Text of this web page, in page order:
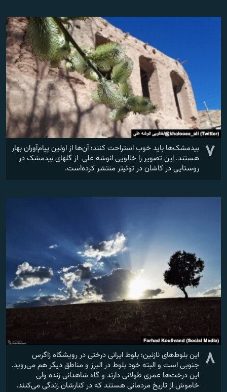
۷ بیدمشک‌ها باید خوب استراحت کنند؛ آن‌ها از اولین پیام‌آوران بهار
هستند. این تصویر را خالویی انوشه علی از گلهای بیدمشک در
روستایی در کاشان در توئیتر منتشر کرده‌است.
۸ این بلوط‌های نازنین؛ بلوط ایرانی درختی در رویشگاه زاگرس
جنوبی است و البته خود بلوط در البرز و مناطق دیگر هم می‌روید.
این درخت‌ها عمری طولانی دارند و گاه شاهدانی زنده ولی
خاموش از تاریخ مردمانی هستند که در کنارشان زندگی می‌کنند.